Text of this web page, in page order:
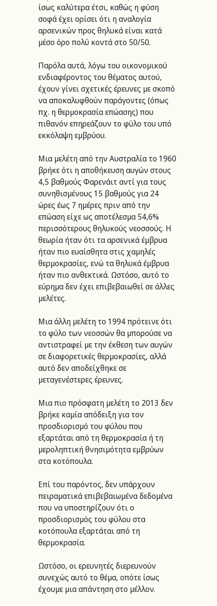
ίσως καλύτερα έτσι, καθώς η φύση
σοφά έχει ορίσει ότι η αναλογία
αρσενικών προς θηλυκά είναι κατά
μέσο όρο πολύ κοντά στο 50/50.
Παρόλα αυτά, λόγω του οικονομικού
ενδιαφέροντος του θέματος αυτού,
έχουν γίνει σχετικές έρευνες με σκοπό
να αποκαλυφθούν παράγοντες (όπως
πχ. η θερμοκρασία επώασης) που
πιθανόν επηρεάζουν το φύλο του υπό
εκκόλαψη εμβρύου.
Μια μελέτη από την Αυστραλία το 1960
βρήκε ότι η αποθήκευση αυγών στους
4,5 βαθμούς Φαρενάιτ αντί για τους
συνηθισμένους 15 βαθμούς για 24
ώρες έως 7 ημέρες πριν από την
επώαση είχε ως αποτέλεσμα 54,6%
περισσότερους θηλυκούς νεοσσούς. Η
θεωρία ήταν ότι τα αρσενικά έμβρυα
ήταν πιο ευαίσθητα στις χαμηλές
θερμοκρασίες, ενώ τα θηλυκά έμβρυα
ήταν πιο ανθεκτικά. Ωστόσο, αυτό το
εύρημα δεν έχει επιβεβαιωθεί σε άλλες
μελέτες.
Μια άλλη μελέτη το 1994 πρότεινε ότι
το φύλο των νεοσσών θα μπορούσε να
αντιστραφεί με την έκθεση των αυγών
σε διαφορετικές θερμοκρασίες, αλλά
αυτό δεν αποδείχθηκε σε
μεταγενέστερες έρευνες.
Μια πιο πρόσφατη μελέτη το 2013 δεν
βρήκε καμία απόδειξη για τον
προσδιορισμό του φύλου που
εξαρτάται από τη θερμοκρασία ή τη
μεροληπτική θνησιμότητα εμβρύων
στα κοτόπουλα.
Επί του παρόντος, δεν υπάρχουν
πειραματικά επιβεβαιωμένα δεδομένα
που να υποστηρίζουν ότι ο
προσδιορισμός του φύλου στα
κοτόπουλα εξαρτάται από τη
θερμοκρασία.
Ωστόσο, οι ερευνητές διερευνούν
συνεχώς αυτό το θέμα, οπότε ίσως
έχουμε μια απάντηση στο μέλλον.